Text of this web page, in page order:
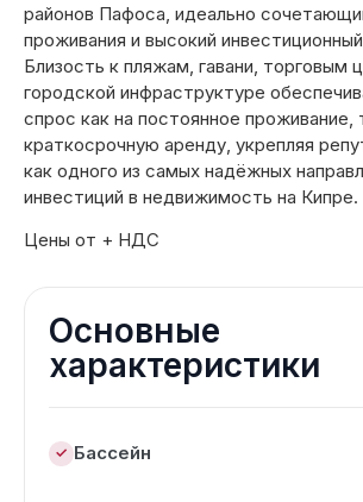
районов Пафоса, идеально
проживания и высокий
Близость к пляжам, гавани, торговым
городской инфраструктуре
спрос как на постоянное проживание,
краткосрочную аренду, укрепляя
как одного из самых надёжных
инвестиций в недвижимость на Кипре.
Цены от + НДС
Основные
характеристики
Бассейн